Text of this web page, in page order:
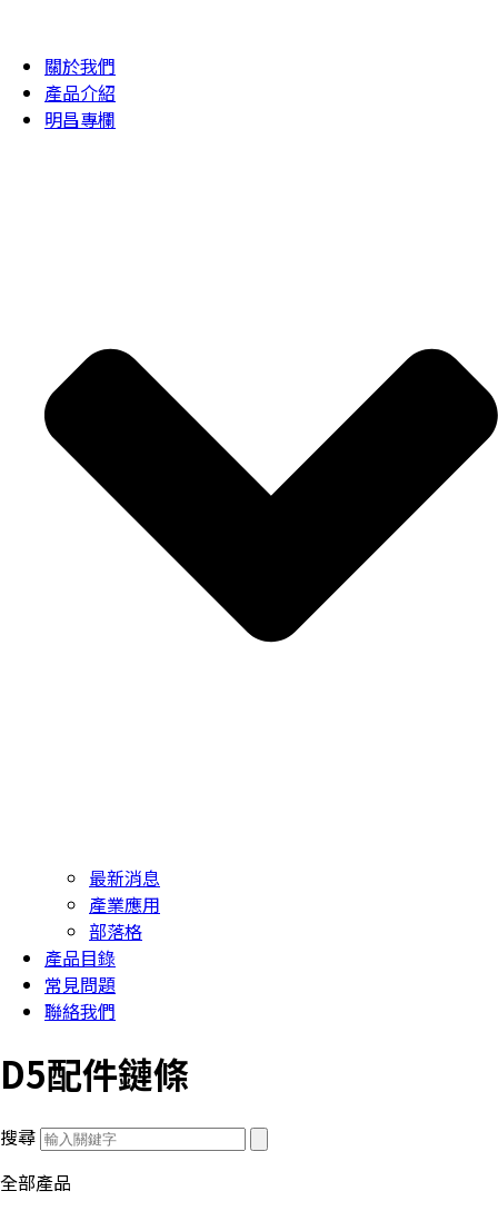
關於我們
產品介紹
明昌專欄
最新消息
產業應用
部落格
產品目錄
常見問題
聯絡我們
D5配件鏈條
搜尋
全部產品